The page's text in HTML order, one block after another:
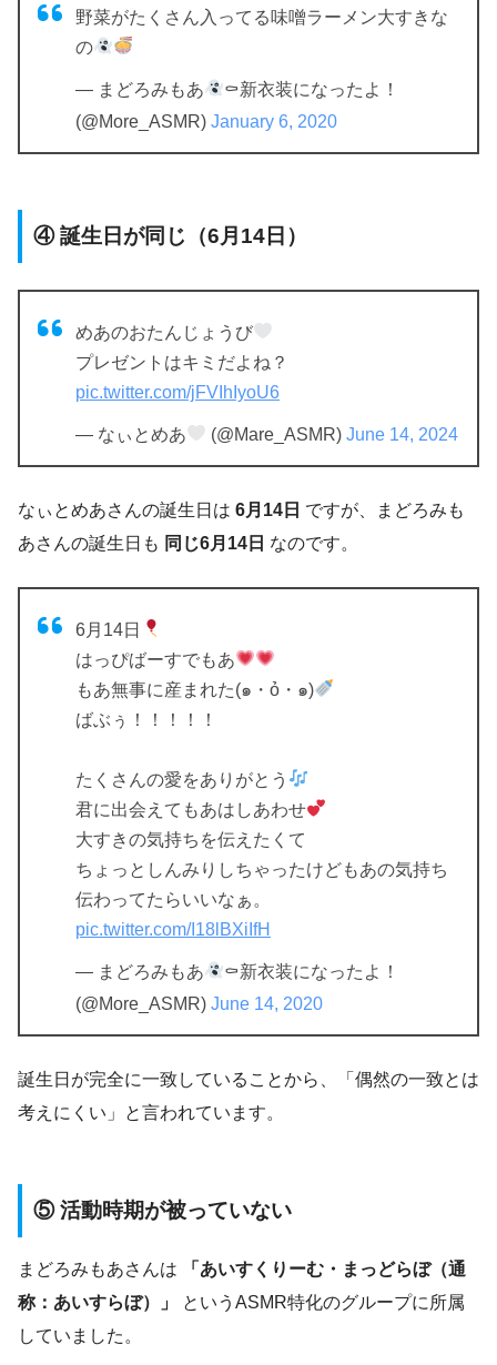
野菜がたくさん入ってる味噌ラーメン大すきな
の
— まどろみもあ
⚰新衣装になったよ！
(@More_ASMR) January 6, 2020
④ 誕生日が同じ（6月14日）
めあのおたんじょうび
プレゼントはキミだよね？
pic.twitter.com/jFVIhIyoU6
— なぃとめあ (@Mare_ASMR)June 14, 2024
なぃとめあさんの誕生日は 6月14日 ですが、まどろみも
あさんの誕生日も 同じ6月14日 なのです。
6月14日
はっぴばーすでもあ
もあ無事に産まれた(๑・ỏ・๑)
ばぶぅ！！！！！
たくさんの愛をありがとう
君に出会えてもあはしあわせ
大すきの気持ちを伝えたくて
ちょっとしんみりしちゃったけどもあの気持ち
伝わってたらいいなぁ。
pic.twitter.com/I18lBXiIfH
— まどろみもあ
⚰新衣装になったよ！
(@More_ASMR) June 14, 2020
誕生日が完全に一致していることから、「偶然の一致とは
考えにくい」と言われています。
⑤ 活動時期が被っていない
まどろみもあさんは
「あいすくりーむ・まっどらぼ（通
称：あいすらぼ）」
というASMR特化のグループに所属
していました。